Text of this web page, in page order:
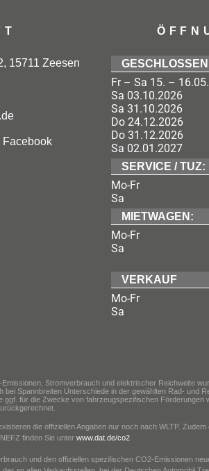
15711 Zeesen
Facebook
Fr – Sa 15. –
Sa 03.10.2026
Sa 31.10.2026
Do 24.12.2026
Do 31.12.2026
Sa 02.01.2027
SERVICE / TUZ:
Mo-Fr
Sa
MIETWAGEN:
Mo-Fr
Sa
VERKAUF
Mo-Fr
Sa
Stromverbrauch und elektrischer Reichweite
Spannbreiten Unterschiede in der gewählten Rad- und
für die Zwecke von fahrzeugspezifischen
die offiziellen Angaben nur noch nach WLTP.
finden Sie unter www.dat.de/co2
und den offiziellen spezifischen CO2-Emissionen